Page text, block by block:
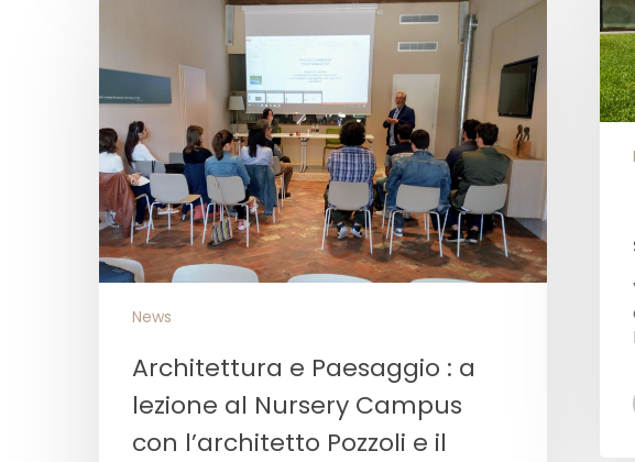
News
Architettura e Paesaggio : a
lezione al Nursery Campus
con l’architetto Pozzoli e il